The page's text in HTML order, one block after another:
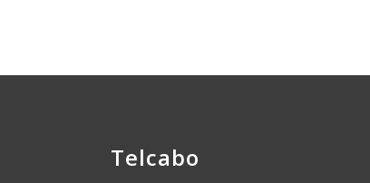
Telcabo